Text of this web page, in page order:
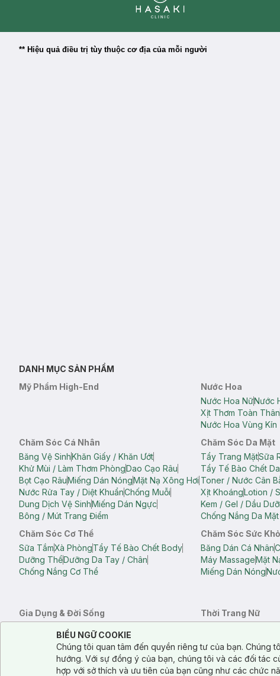
** Hiệu quả điều trị tùy thuộc cơ địa của mỗi người
DANH MỤC SẢN PHẨM
Mỹ Phẩm High-End
Nước Hoa
Nước Hoa NữNước
Xịt Thơm Toàn Thân
Nước Hoa Vùng Kín
Chăm Sóc Cá Nhân
Băng Vệ SinhKhăn Giấy / Khăn Ướt
Khử Mùi / Làm Thơm PhòngDao Cạo Râu
Bọt Cạo RâuMiếng Dán NóngMặt Nạ Xông Hơi
Nước Rửa Tay / Diệt KhuẩnChống Muỗi
Dung Dịch Vệ SinhMiếng Dán Ngực
Bông / Mút Trang Điểm
Chăm Sóc Da Mặt
Tẩy Trang MặtSữa
Tẩy Tế Bào Chết
Toner / Nước Cân
Xịt KhoángLotion /
Kem / Gel / Dầu
Chống Nắng Da Mặt
Chăm Sóc Cơ Thể
Sữa TắmXà PhòngTẩy Tế Bào Chết Body
Dưỡng ThểDưỡng Da Tay / Chân
Chống Nắng Cơ Thể
Chăm Sóc Sức
Băng Dán Cá Nhân
Máy MassageMặt
Miếng Dán Nóng
Gia Dụng & Đời Sống
Bông Tắm / Phụ Kiện Tắm
Phụ Kiện Điện Thoại Quạt Cầm Tay / Quạt Mini
Khử Mùi / Làm Thơm PhòngNước GiặtNước Xả
Thời Trang Nữ
Quần Lót NữQuần
Túi Xách
Cookie Consent
Notice about cookies usage
BIỂU NGỮ COOKIE
Chúng tôi quan tâm đến quyền riêng tư của bạn. Chúng
hướng. Với sự đồng ý của bạn, chúng tôi và các đối tác
hợp với sở thích và ưu tiên của bạn cũng như các chức